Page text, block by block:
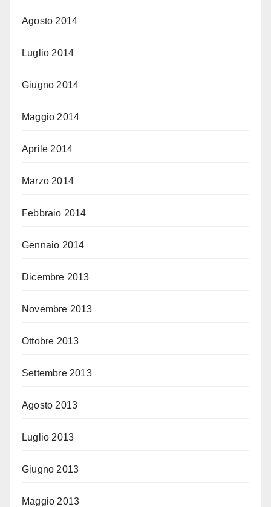
Agosto 2014
Luglio 2014
Giugno 2014
Maggio 2014
Aprile 2014
Marzo 2014
Febbraio 2014
Gennaio 2014
Dicembre 2013
Novembre 2013
Ottobre 2013
Settembre 2013
Agosto 2013
Luglio 2013
Giugno 2013
Maggio 2013